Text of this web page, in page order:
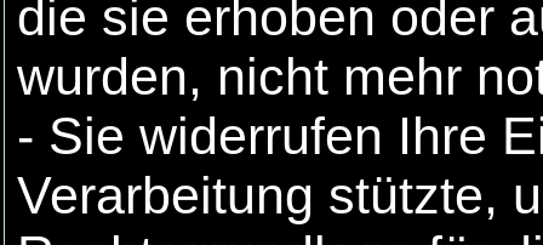
die sie erhoben oder
wurden, nicht mehr
- Sie widerrufen Ihre
Verarbeitung stützte,